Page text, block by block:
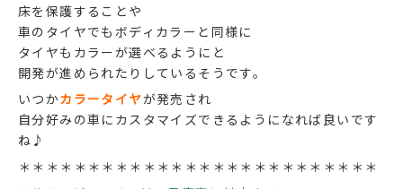
床を保護することや
車のタイヤでもボディカラーと同様に
タイヤもカラーが選べるようにと
開発が進められたりしているそうです。
いつかカラータイヤが発売され
自分好みの車にカスタマイズできるようになれば良いです
ね♪
＊＊＊＊＊＊＊＊＊＊＊＊＊＊＊＊＊＊＊＊＊＊＊＊＊＊